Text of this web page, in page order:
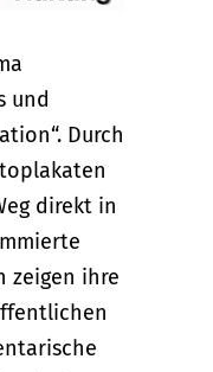
und
Durch
direkt in
zeigen ihre